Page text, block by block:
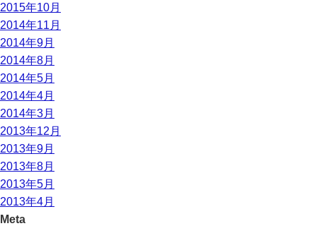
2015年10月
2014年11月
2014年9月
2014年8月
2014年5月
2014年4月
2014年3月
2013年12月
2013年9月
2013年8月
2013年5月
2013年4月
Meta